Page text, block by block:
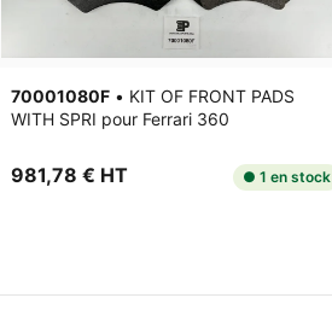
70001080F • KIT OF FRONT PADS
WITH SPRI pour Ferrari 360
981,78 € HT ● 1 en stock